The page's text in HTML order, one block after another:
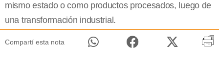
mismo estado o como productos procesados, luego de
una transformación industrial.
Compartí esta nota